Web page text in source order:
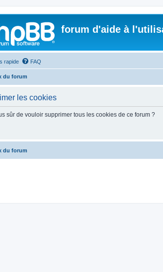
forum d'aide à
rapide FAQ
du forum
les cookies
sûr de vouloir supprimer tous les cookies de ce forum ?
du forum